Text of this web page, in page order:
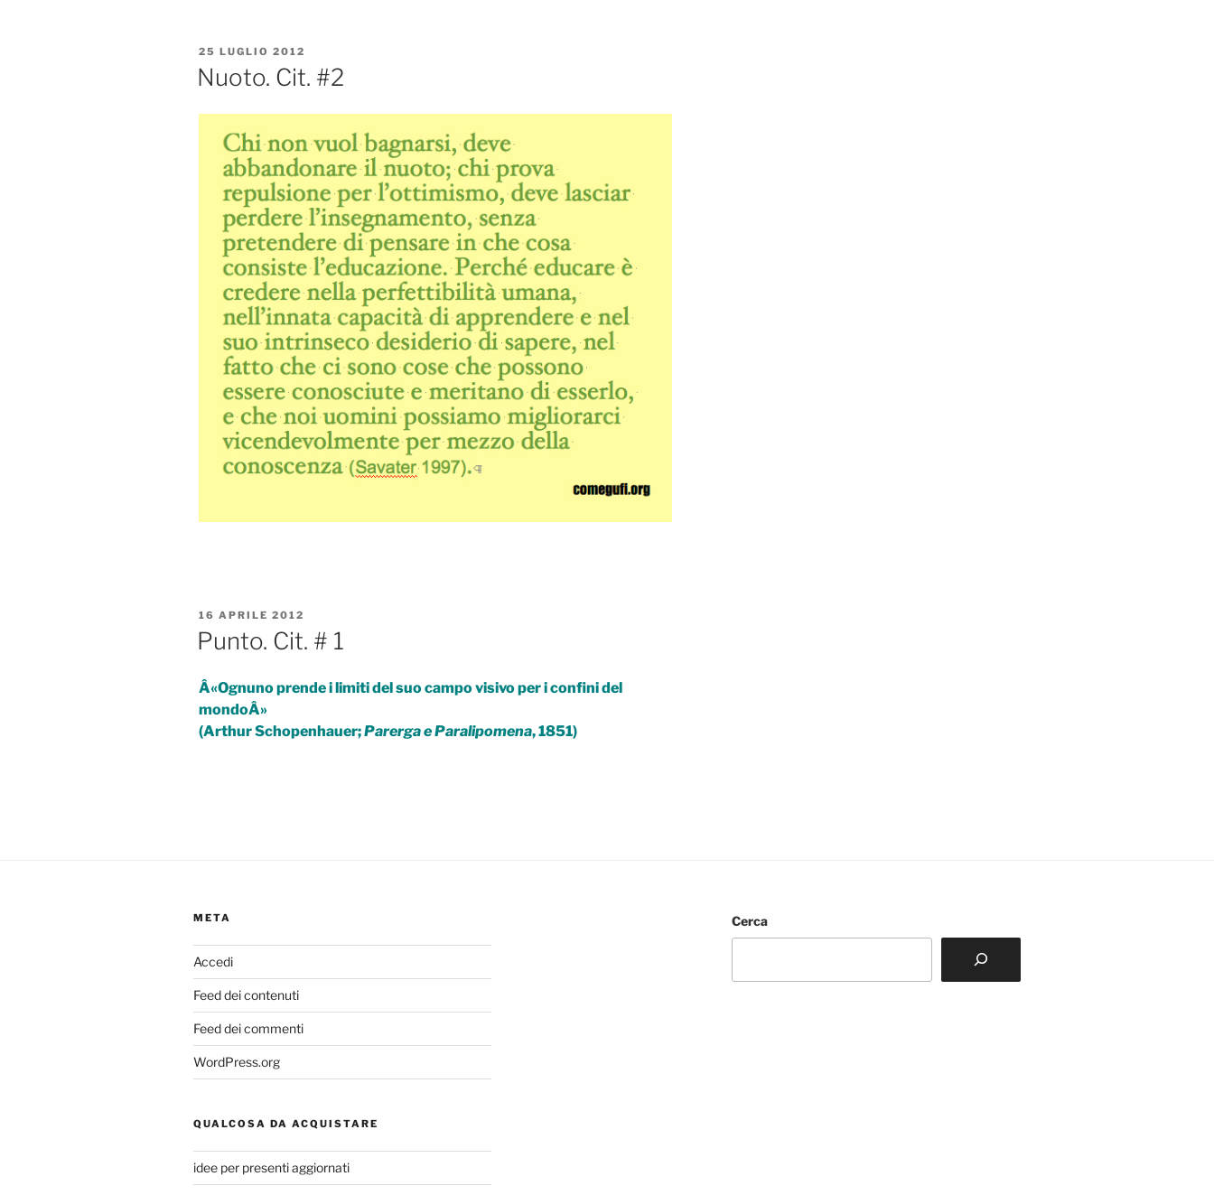
PUBBLICATO
IL
25 LUGLIO 2012
Nuoto. Cit. #2
PUBBLICATO
IL
16 APRILE 2012
Punto. Cit. # 1
Â«Ognuno prende i limiti del suo campo visivo per i confini del
mondoÂ»
(Arthur Schopenhauer;Parerga e Paralipomena, 1851)
META
Accedi
Feed dei contenuti
Feed dei commenti
WordPress.org
QUALCOSA DA ACQUISTARE
idee per presenti aggiornati
Cerca